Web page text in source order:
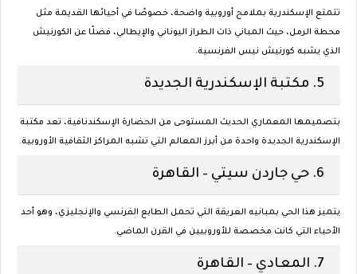
تتمتع الإسكندرية بملامح أوروبية واضحة، خصوصًا في أحيائها القديمة مثل
محطة الرمل، حيث المباني ذات الطراز اليوناني والإيطالي، فضلًا عن الكورنيش
الذي يشبه كورنيش نيس الفرنسية.
5. مكتبة الإسكندرية الجديدة
بتصميمها المعماري الحديث المستوحى من الحضارة الإسكندنافية، تعد مكتبة
الإسكندرية الجديدة واحدة من أبرز المعالم التي تشبه المراكز الثقافية الأوروبية.
6. حي جاردن سيتي – القاهرة
يتميز هذا الحي بمبانيه العريقة التي تحمل الطابع الفرنسي والإنجليزي، وهو أحد
الأحياء التي كانت مخصصة للأوروبيين في القرن الماضي.
7. المعادي – القاهرة